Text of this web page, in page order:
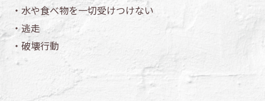
・水や食べ物を一切受けつけない
・逃走
・破壊行動